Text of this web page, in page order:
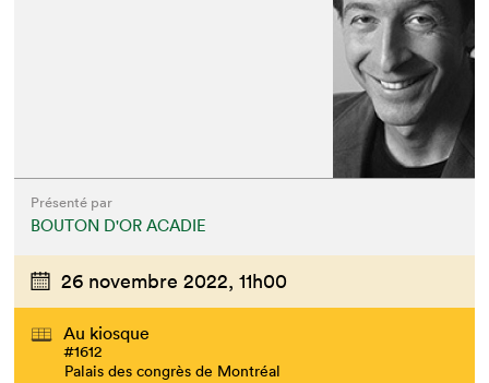
Présenté par
BOUTON D'OR ACADIE
26 novembre 2022, 11h00
Au kiosque
#1612
Palais des congrès de Montréal